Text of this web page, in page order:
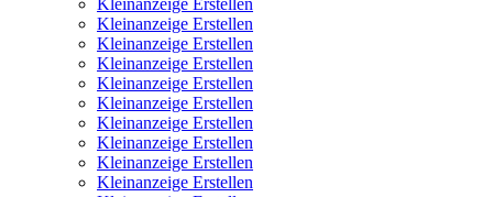
Kleinanzeige Erstellen
Kleinanzeige Erstellen
Kleinanzeige Erstellen
Kleinanzeige Erstellen
Kleinanzeige Erstellen
Kleinanzeige Erstellen
Kleinanzeige Erstellen
Kleinanzeige Erstellen
Kleinanzeige Erstellen